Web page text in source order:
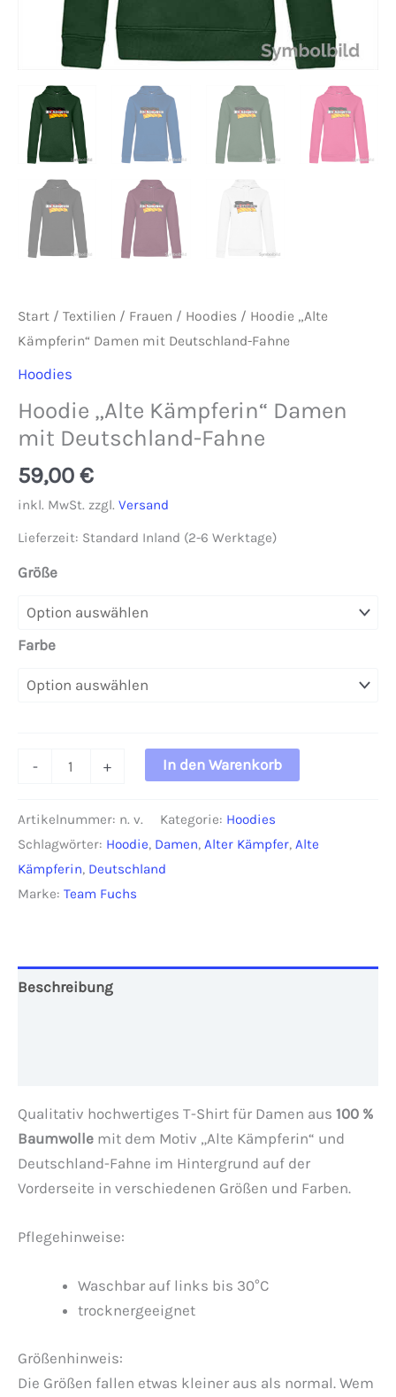
Start / Textilien / Frauen / Hoodies / Hoodie „Alte
Kämpferin“ Damen mit Deutschland-Fahne
Hoodies
Hoodie „Alte Kämpferin“ Damen
mit Deutschland-Fahne
59,00 €
inkl. MwSt. zzgl. Versand
Lieferzeit: Standard Inland (2-6 Werktage)
Größe
Farbe
-
Kämpferin"
Damen
mit
Deutschland-
+ In den Warenkorb
Artikelnummer: n. v. Kategorie: Hoodies
Schlagwörter: Hoodie, Damen, Alter Kämpfer, Alte
Kämpferin, Deutschland
Marke: Team Fuchs
Beschreibung
Qualitativ hochwertiges T-Shirt für Damen aus 100 %
Baumwolle mit dem Motiv „Alte Kämpferin“ und
Deutschland-Fahne im Hintergrund auf der
Vorderseite in verschiedenen Größen und Farben.
Pflegehinweise:
Waschbar auf links bis 30°C
trocknergeeignet
Größenhinweis:
Die Größen fallen etwas kleiner aus als normal. Wem